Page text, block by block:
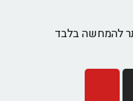
להמחשה בלבד